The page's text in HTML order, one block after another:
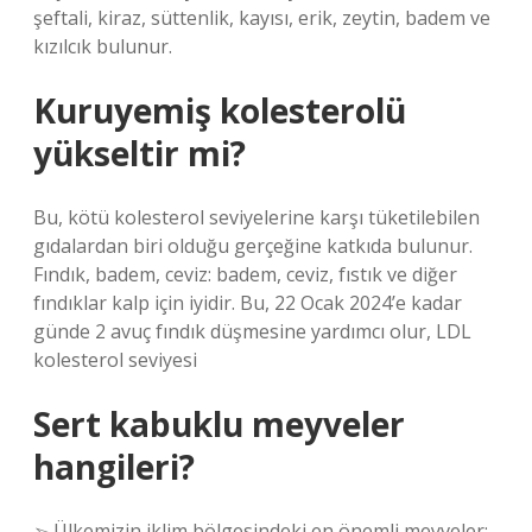
şeftali, kiraz, süttenlik, kayısı, erik, zeytin, badem ve
kızılcık bulunur.
Kuruyemiş kolesterolü
yükseltir mi?
Bu, kötü kolesterol seviyelerine karşı tüketilebilen
gıdalardan biri olduğu gerçeğine katkıda bulunur.
Fındık, badem, ceviz: badem, ceviz, fıstık ve diğer
fındıklar kalp için iyidir. Bu, 22 Ocak 2024’e kadar
günde 2 avuç fındık düşmesine yardımcı olur, LDL
kolesterol seviyesi
Sert kabuklu meyveler
hangileri?